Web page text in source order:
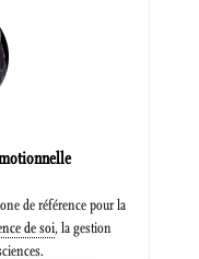
de référence pour la
de soi, la gestion